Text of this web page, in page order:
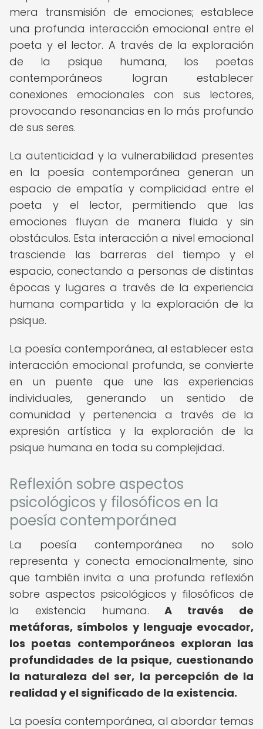
mera transmisión de emociones; establece
una profunda interacción emocional entre el
poeta y el lector. A través de la exploración
de la psique humana, los poetas
contemporáneos logran establecer
conexiones emocionales con sus lectores,
provocando resonancias en lo más profundo
de sus seres.
La autenticidad y la vulnerabilidad presentes
en la poesía contemporánea generan un
espacio de empatía y complicidad entre el
poeta y el lector, permitiendo que las
emociones fluyan de manera fluida y sin
obstáculos. Esta interacción a nivel emocional
trasciende las barreras del tiempo y el
espacio, conectando a personas de distintas
épocas y lugares a través de la experiencia
humana compartida y la exploración de la
psique.
La poesía contemporánea, al establecer esta
interacción emocional profunda, se convierte
en un puente que une las experiencias
individuales, generando un sentido de
comunidad y pertenencia a través de la
expresión artística y la exploración de la
psique humana en toda su complejidad.
Reflexión sobre aspectos
psicológicos y filosóficos en la
poesía contemporánea
La poesía contemporánea no solo
representa y conecta emocionalmente, sino
que también invita a una profunda reflexión
sobre aspectos psicológicos y filosóficos de
la existencia humana.A través de
metáforas, símbolos y lenguaje evocador,
los poetas contemporáneos exploran las
profundidades de la psique, cuestionando
la naturaleza del ser, la percepción de la
realidad y el significado de la existencia.
La poesía contemporánea, al abordar temas